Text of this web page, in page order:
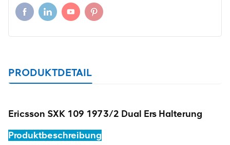
PRODUKTDETAIL
Ericsson SXK 109 1973/2 Dual Ers Halterung
Produktbeschreibung